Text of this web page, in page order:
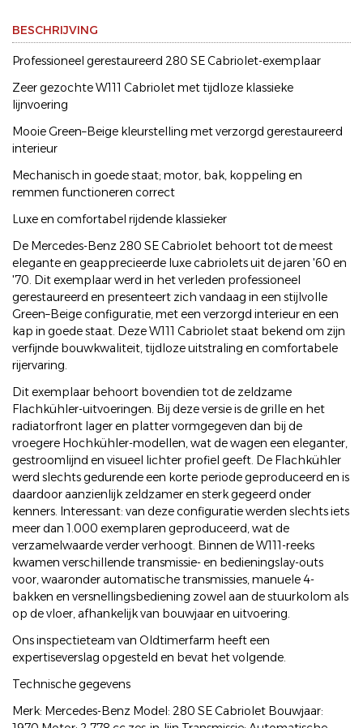
BESCHRIJVING
Professioneel gerestaureerd 280 SE Cabriolet-exemplaar
Zeer gezochte W111 Cabriolet met tijdloze klassieke
lijnvoering
Mooie Green–Beige kleurstelling met verzorgd gerestaureerd
interieur
Mechanisch in goede staat; motor, bak, koppeling en
remmen functioneren correct
Luxe en comfortabel rijdende klassieker
De Mercedes-Benz 280 SE Cabriolet behoort tot de meest
elegante en geapprecieerde luxe cabriolets uit de jaren '60 en
'70. Dit exemplaar werd in het verleden professioneel
gerestaureerd en presenteert zich vandaag in een stijlvolle
Green–Beige configuratie, met een verzorgd interieur en een
kap in goede staat. Deze W111 Cabriolet staat bekend om zijn
verfijnde bouwkwaliteit, tijdloze uitstraling en comfortabele
rijervaring.
Dit exemplaar behoort bovendien tot de zeldzame
Flachkühler-uitvoeringen. Bij deze versie is de grille en het
radiatorfront lager en platter vormgegeven dan bij de
vroegere Hochkühler-modellen, wat de wagen een eleganter,
gestroomlijnd en visueel lichter profiel geeft. De Flachkühler
werd slechts gedurende een korte periode geproduceerd en is
daardoor aanzienlijk zeldzamer en sterk gegeerd onder
kenners. Interessant: van deze configuratie werden slechts iets
meer dan 1.000 exemplaren geproduceerd, wat de
verzamelwaarde verder verhoogt. Binnen de W111-reeks
kwamen verschillende transmissie- en bedieningslay-outs
voor, waaronder automatische transmissies, manuele 4-
bakken en versnellingsbediening zowel aan de stuurkolom als
op de vloer, afhankelijk van bouwjaar en uitvoering.
Ons inspectieteam van Oldtimerfarm heeft een
expertiseverslag opgesteld en bevat het volgende.
Technische gegevens
Merk: Mercedes-Benz Model: 280 SE Cabriolet Bouwjaar: